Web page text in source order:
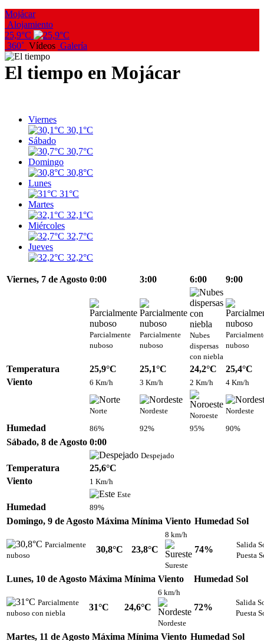
Mojácar
Alojamiento
25,9°C
360˚ Vídeos Galería
El tiempo en Mojácar
Viernes
30,1°C
Sábado
30,7°C
Domingo
30,8°C
Lunes
31°C
Martes
32,1°C
Miércoles
32,7°C
Jueves
32,2°C
Viernes, 7 de Agosto 0:00 3:00 6:00 9:00
Parcialmente
nuboso
Parcialmente
nuboso
Nubes
dispersas
con niebla
nuboso
Temperatura 25,9°C 25,1°C 24,2°C
25,4°C
Viento
6 Km/h 3 Km/h 2 Km/h 4 Km/h
Norte Nordeste
Noroeste
Nordeste
Humedad 86% 92% 95% 90%
Sábado, 8 de Agosto 0:00
Despejado
Temperatura
25,6°C
Viento
1 Km/h
Este
Humedad 89%
Domingo, 9 de Agosto Máxima Mínima Viento Humedad Sol
Parcialmente
nuboso
30,8°C 23,8°C
8 km/h
Sureste
74%
Salida
Puesta
Lunes, 10 de Agosto Máxima Mínima Viento Humedad Sol
Parcialmente
nuboso con niebla
31°C 24,6°C
6 km/h
Nordeste
72%
Salida
Puesta
Martes, 11 de Agosto Máxima Mínima Viento Humedad Sol